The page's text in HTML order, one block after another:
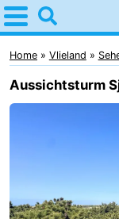
Home
Vlieland
Tipps
Vlieland
Home Vlieland
Aussichtsturm